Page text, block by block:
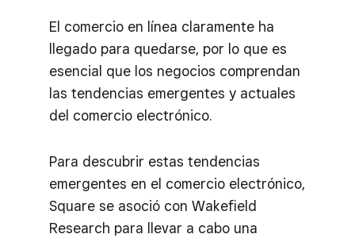
El comercio en línea claramente ha
llegado para quedarse, por lo que es
esencial que los negocios comprendan
las tendencias emergentes y actuales
del comercio electrónico.
Para descubrir estas tendencias
emergentes en el comercio electrónico,
Square se asoció con Wakefield
Research para llevar a cabo una